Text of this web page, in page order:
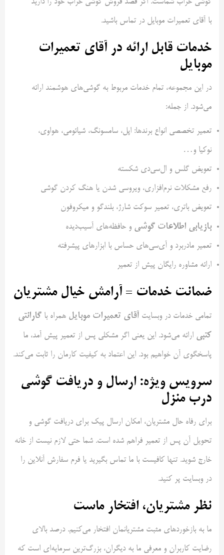
گوشی خراب شماست. اگر قصد فروش گوشی خراب خود را دارید
با آقای تعمیرات موبایل در تماس باشید.
خدمات قابل ارائه در آقای تعمیرات
موبایل
در این مجموعه، تمام خدمات مربوط به گوشی‌های هوشمند ارائه
می‌شود. از جمله:
تعمیر تخصصی انواع برندها: اپل، سامسونگ، شیائومی، هواوی،
نوکیا و…
تعویض گلس و ال‌سی‌دی شکسته
رفع مشکلات نرم‌افزاری، ویروسی شدن یا هنگ کردن گوشی
تعویض باتری، تعمیر سوکت شارژ، بلندگو و میکروفون
بازیابی اطلاعات گوشی و حافظه‌های آسیب‌دیده
تعمیر مادربرد و آی‌سی‌های حساس با ابزارهای پیشرفته
ارائه مشاوره رایگان پیش از تعمیر
ضمانت خدمات = آرامش خیال مشتریان
تمامی خدمات در وبسایت آقای تعمیرات موبایل همراه با گارانتی
کتبی ارائه می‌شود. این یعنی اگر مشکلی پس از تعمیر پیش آمد، ما
پاسخگوی آن خواهیم بود. این اعتماد به کیفیت کارمان را ثابت می‌کند.
سرویس ویژه: ارسال و دریافت گوشی
درب منزل
برای رفاه حال مشتریان، امکان ارسال پیک برای دریافت گوشی و
تحویل آن پس از تعمیر فراهم شده است. شما حتی لازم نیست از خانه
خارج شوید. تنها کافیست با ما تماس بگیرید یا فرم سفارش آنلاین را
در وبسایت پر کنید.
نظر مشتریان، افتخار ماست
ما به بازخوردهای مثبت مشتریانمان افتخار می‌کنیم. درصد بالای
رضایت کاربران و معرفی ما به دیگران، بزرگ‌ترین سرمایه‌ای است که